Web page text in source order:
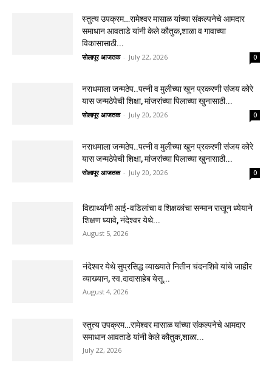
स्तुत्य उपक्रम…रामेश्वर मासाळ यांच्या संकल्पनेचे आमदार
समाधान आवताडे यांनी केले कौतुक,शाळा व गावाच्या
विकासासाठी...
सोलापूर आजतक - July 22, 2026 0
नराधमाला जन्मठेप..पत्नी व मुलीच्या खून प्रकरणी संजय कोरे
यास जन्मठेपेची शिक्षा, मांजरांच्या पिलाच्या खुनासाठी...
सोलापूर आजतक - July 20, 2026 0
नराधमाला जन्मठेप..पत्नी व मुलीच्या खून प्रकरणी संजय कोरे
यास जन्मठेपेची शिक्षा, मांजरांच्या पिलाच्या खुनासाठी...
सोलापूर आजतक - July 20, 2026 0
विद्यार्थ्यांनी आई-वडिलांचा व शिक्षकांचा सन्मान राखून ध्येयाने
शिक्षण घ्यावे, नंदेश्वर येथे...
August 5, 2026
नंदेश्वर येथे सुप्रसिद्ध व्याख्याते नितीन चंदनशिवे यांचे जाहीर
व्याख्यान, स्व.दादासाहेब येसू...
August 4, 2026
स्तुत्य उपक्रम…रामेश्वर मासाळ यांच्या संकल्पनेचे आमदार
समाधान आवताडे यांनी केले कौतुक,शाळा...
July 22, 2026